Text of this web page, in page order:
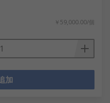
れは、テスト結果
い場合に重要です。￥59,000.00/個
加